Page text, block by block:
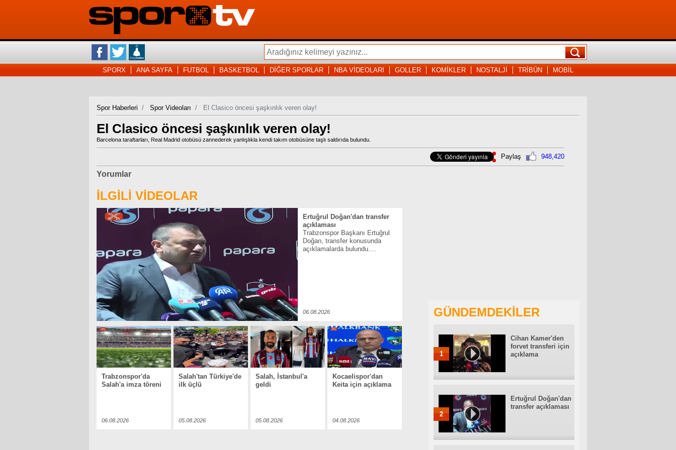
SPORX ANA SAYFA FUTBOL BASKETBOL DİĞER SPORLAR NBA VİDEOLARI GOLLER KOMİKLER NOSTALJİ TRİBÜN MOBİL
Spor Haberleri Spor Videoları El Clasico öncesi şaşkınlık veren olay!
El Clasico öncesi şaşkınlık veren olay!
Barcelona taraftarları, Real Madrid otobüsü zannederek yanlışlıkla kendi takım otobüsüne taşlı saldırıda bulundu.
948,420
Paylaş
Yorumlar
İLGİLİ VİDEOLAR
Ertuğrul Doğan'dan transfer
açıklaması
Trabzonspor Başkanı Ertuğrul
Doğan, transfer konusunda
açıklamalarda bulundu....
06.08.2026
Trabzonspor'da
Salah'a imza töreni
06.08.2026
Salah'tan Türkiye'de
ilk üçlü
05.08.2026
Salah, İstanbul'a
geldi
05.08.2026
Kocaelispor'dan
Keita için açıklama
04.08.2026
GÜNDEMDEKİLER
1
Cihan Kamer'den
forvet transferi için
açıklama
2
Ertuğrul Doğan'dan
transfer açıklaması